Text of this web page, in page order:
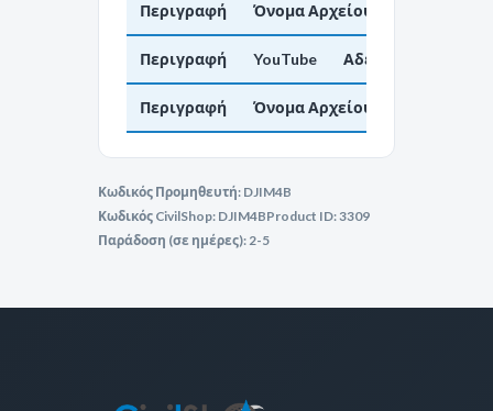
Περιγραφή Όνομα Αρχείου
Περιγραφή YouTube Αδειοδότηση
Περιγραφή Όνομα Αρχείου
Κωδικός Προμηθευτή: DJIM4B
Κωδικός CivilShop: DJIM4BProduct ID:3309
Παράδοση (σε ημέρες):2-5